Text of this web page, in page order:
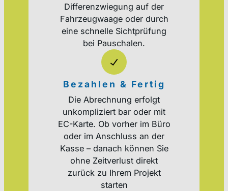
Differenzwiegung auf der
Fahrzeugwaage oder durch
eine schnelle Sichtprüfung
bei Pauschalen.
Bezahlen & Fertig
Die Abrechnung erfolgt
unkompliziert bar oder mit
EC-Karte. Ob vorher im Büro
oder im Anschluss an der
Kasse – danach können Sie
ohne Zeitverlust direkt
zurück zu Ihrem Projekt
starten